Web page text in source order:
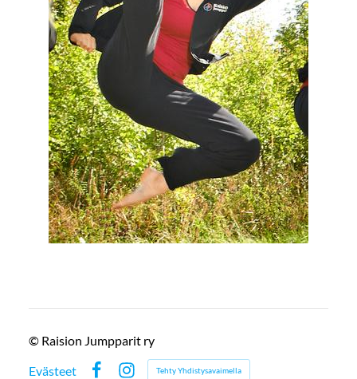
© Raision Jumpparit ry
Evästeet
Tehty Yhdistysavaimella